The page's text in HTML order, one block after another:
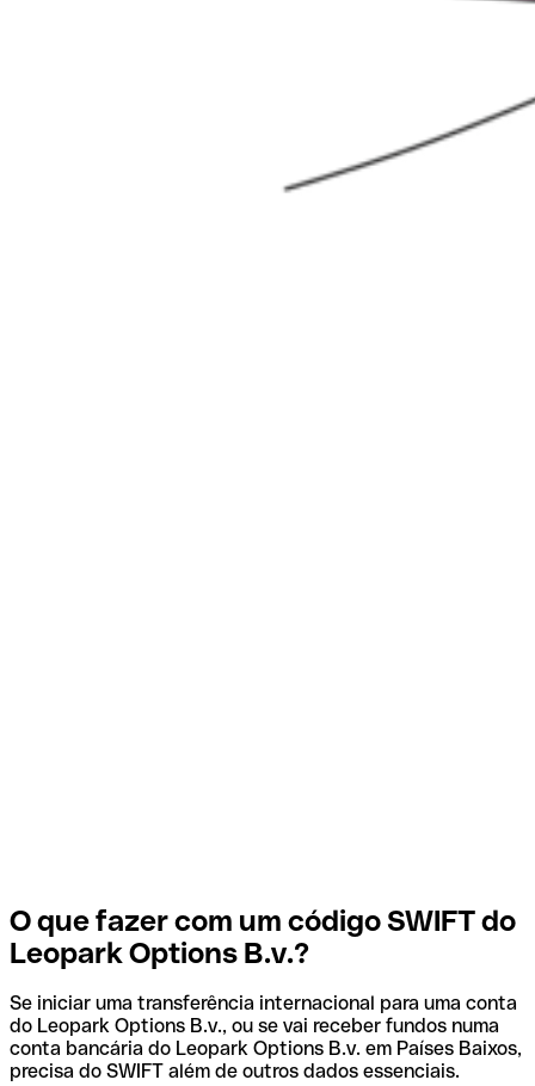
O que fazer com um código SWIFT do
Leopark Options B.v.?
Se iniciar uma transferência internacional para uma conta
do Leopark Options B.v., ou se vai receber fundos numa
conta bancária do Leopark Options B.v. em Países Baixos,
precisa do SWIFT além de outros dados essenciais.